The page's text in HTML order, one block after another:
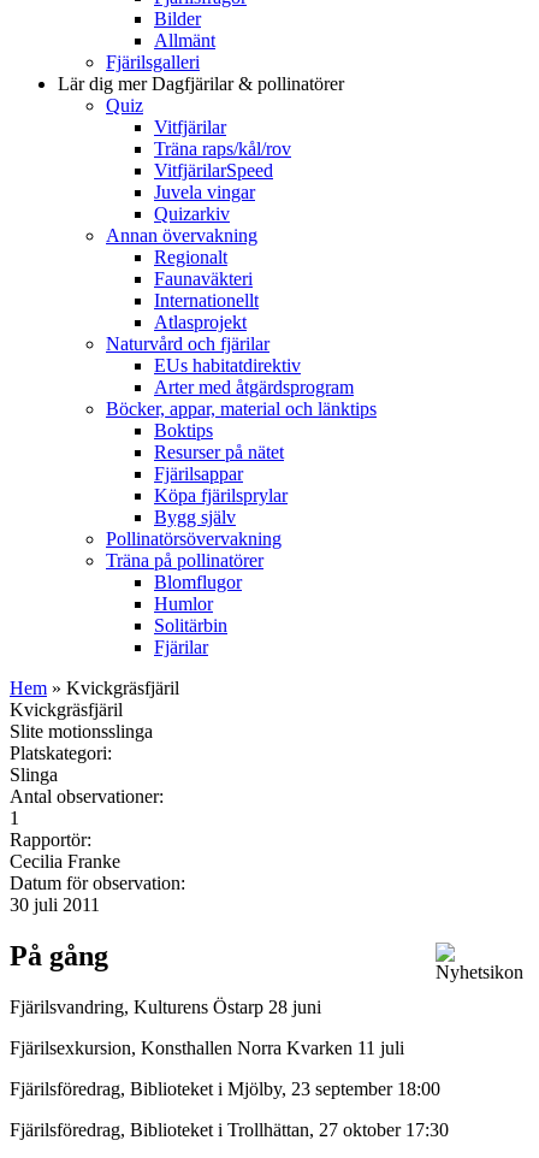
Bilder
Allmänt
Fjärilsgalleri
Lär dig merDagfjärilar & pollinatörer
Quiz
Vitfjärilar
Träna raps/kål/rov
VitfjärilarSpeed
Juvela vingar
Quizarkiv
Annan övervakning
Regionalt
Faunaväkteri
Internationellt
Atlasprojekt
Naturvård och fjärilar
EUs habitatdirektiv
Arter med åtgärdsprogram
Böcker, appar, material och länktips
Boktips
Resurser på nätet
Fjärilsappar
Köpa fjärilsprylar
Bygg själv
Pollinatörsövervakning
Träna på pollinatörer
Blomflugor
Humlor
Solitärbin
Fjärilar
Hem » Kvickgräsfjäril
Kvickgräsfjäril
Slite motionsslinga
Platskategori:
Slinga
Antal observationer:
1
Rapportör:
Cecilia Franke
Datum för observation:
30 juli 2011
På gång
Fjärilsvandring, Kulturens Östarp 28 juni
Fjärilsexkursion, Konsthallen Norra Kvarken 11 juli
Fjärilsföredrag, Biblioteket i Mjölby, 23 september 18:00
Fjärilsföredrag, Biblioteket i Trollhättan, 27 oktober 17:30